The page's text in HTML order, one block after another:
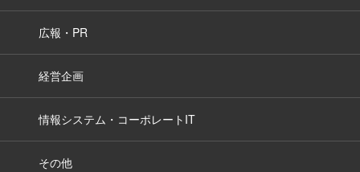
広報・PR
経営企画
情報システム・コーポレートIT
その他